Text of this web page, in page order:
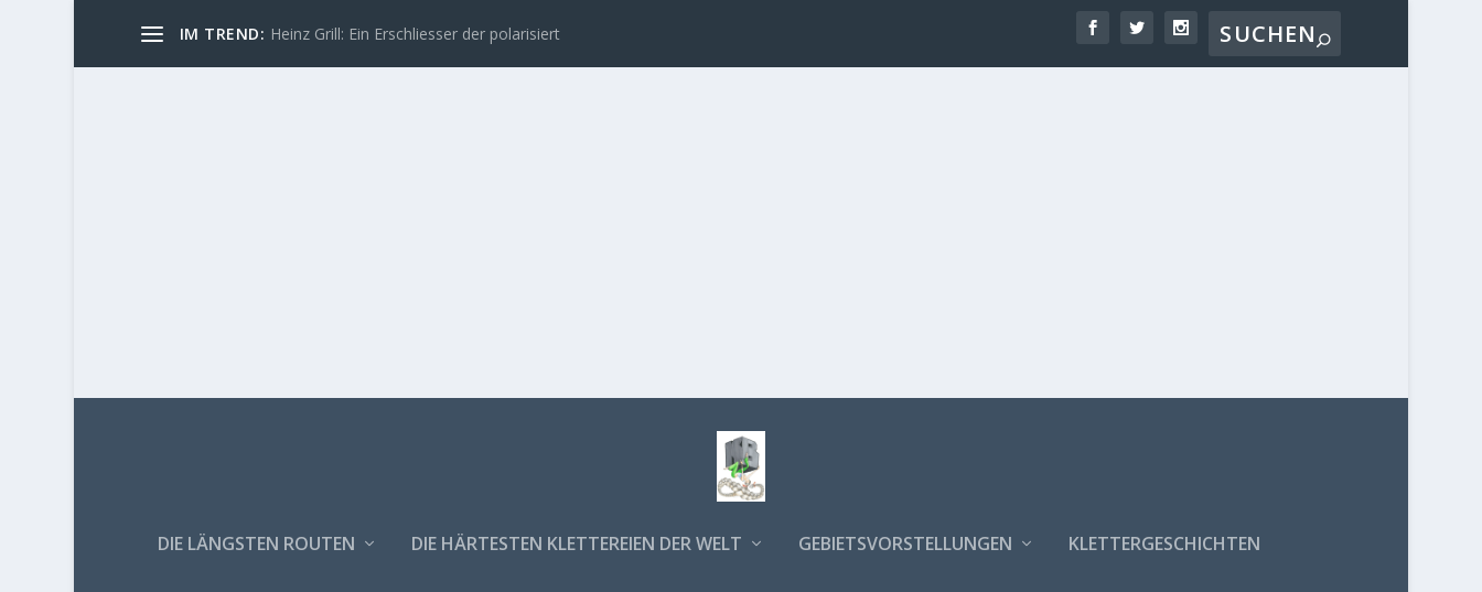
IM TREND: Heinz Grill: Ein Erschliesser der polarisiert
DIE LÄNGSTEN ROUTEN DIE HÄRTESTEN KLETTEREIEN DER WELT GEBIETSVORSTELLUNGEN KLETTERGESCHICHTEN